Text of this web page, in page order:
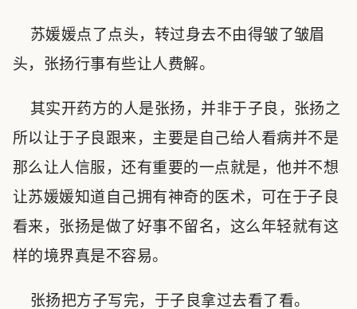
苏媛媛点了点头，转过身去不由得皱了皱眉
头，张扬行事有些让人费解。
其实开药方的人是张扬，并非于子良，张扬之
所以让于子良跟来，主要是自己给人看病并不是
那么让人信服，还有重要的一点就是，他并不想
让苏媛媛知道自己拥有神奇的医术，可在于子良
看来，张扬是做了好事不留名，这么年轻就有这
样的境界真是不容易。
张扬把方子写完，于子良拿过去看了看。